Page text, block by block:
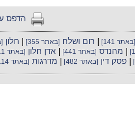
הדפס
[באתר 141] | רום ושלח [באתר 355] | חלון
| מהנדס [באתר 441] | אדן חלון [באתר 11]
| פסק דין [באתר 482] | מדרגות [באתר 114]